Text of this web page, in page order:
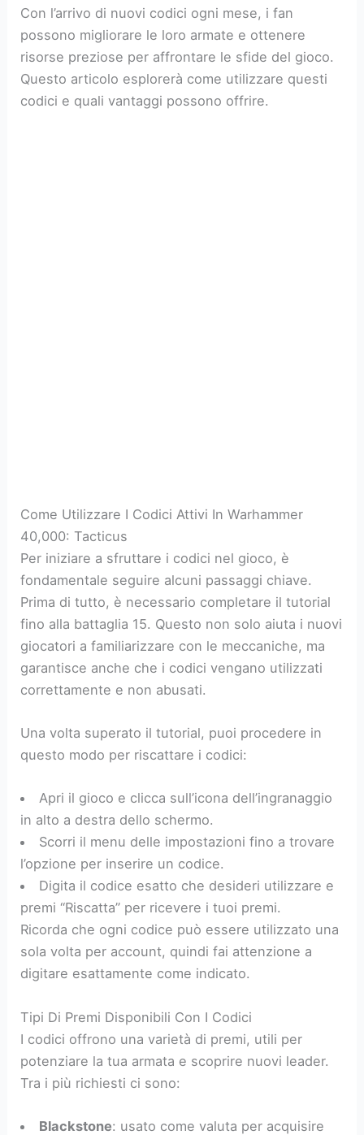
Con l’arrivo di nuovi codici ogni mese, i fan
possono migliorare le loro armate e ottenere
risorse preziose per affrontare le sfide del gioco.
Questo articolo esplorerà come utilizzare questi
codici e quali vantaggi possono offrire.
Come Utilizzare I Codici Attivi In Warhammer
40,000: Tacticus
Per iniziare a sfruttare i codici nel gioco, è
fondamentale seguire alcuni passaggi chiave.
Prima di tutto, è necessario completare il tutorial
fino alla battaglia 15. Questo non solo aiuta i nuovi
giocatori a familiarizzare con le meccaniche, ma
garantisce anche che i codici vengano utilizzati
correttamente e non abusati.
Una volta superato il tutorial, puoi procedere in
questo modo per riscattare i codici:
Apri il gioco e clicca sull’icona dell’ingranaggio
in alto a destra dello schermo.
Scorri il menu delle impostazioni fino a trovare
l’opzione per inserire un codice.
Digita il codice esatto che desideri utilizzare e
premi “Riscatta” per ricevere i tuoi premi.
Ricorda che ogni codice può essere utilizzato una
sola volta per account, quindi fai attenzione a
digitare esattamente come indicato.
Tipi Di Premi Disponibili Con I Codici
I codici offrono una varietà di premi, utili per
potenziare la tua armata e scoprire nuovi leader.
Tra i più richiesti ci sono:
Blackstone: usato come valuta per acquisire